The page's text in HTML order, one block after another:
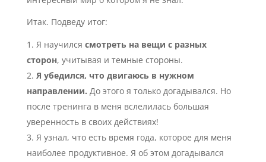
Итак. Подведу итог:
Я научился смотреть на вещи с разных
сторон, учитывая и темные стороны.
Я убедился, что двигаюсь в нужном
направлении. До этого я только догадывался. Но
после тренинга в меня вслелилась большая
уверенность в своих действиях!
Я узнал, что есть время года, которое для меня
наиболее продуктивное. Я об этом догадывался